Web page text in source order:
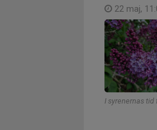
22 maj,
I syrenernas tid